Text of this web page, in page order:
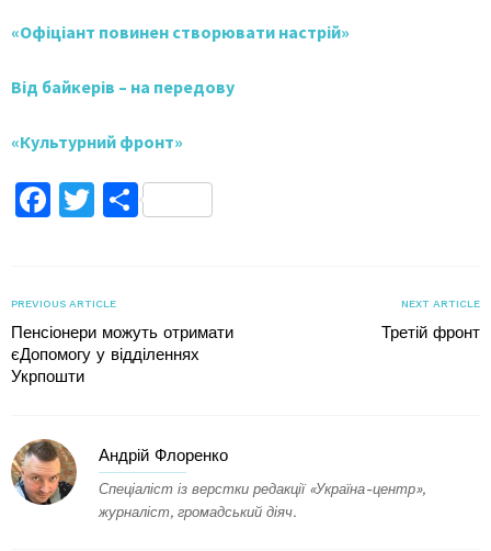
«Офіціант повинен створювати настрій»
Від байкерів – на передову
«Культурний фронт»
Facebook
TwitterПоділитися
PREVIOUS ARTICLE
Пенсіонери можуть отримати
єДопомогу у відділеннях
Укрпошти
NEXT ARTICLE
Третій фронт
Андрій Флоренко
Спеціаліст із верстки редакції «Україна-центр»,
журналіст, громадський діяч.